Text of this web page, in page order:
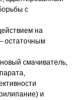
с
на
остаточным
смачиватель,
и